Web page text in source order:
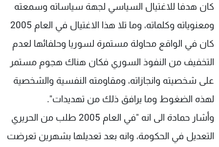
كان هدفا للاغتيال السياسي لجهة سياساته وسمعته
ومعنوياته وكلماته، وما تلا هذا الاغتيال في العام 2005
كان في الواقع محاولة مستمرة لسوريا وحلفائها لعدم
التخفيف من النفوذ السوري فكان هناك هجوم مستمر
على شخصيته وانجازاته، ومقاومته النفسية والشخصية
لهذه الضغوط وما يرافق ذلك من تهديدات".
وأشار حمادة الى انه "في العام 2005 طلب من الحريري
التعديل في الحكومة، وانه بعد تعديلها بشهرين تعرضت